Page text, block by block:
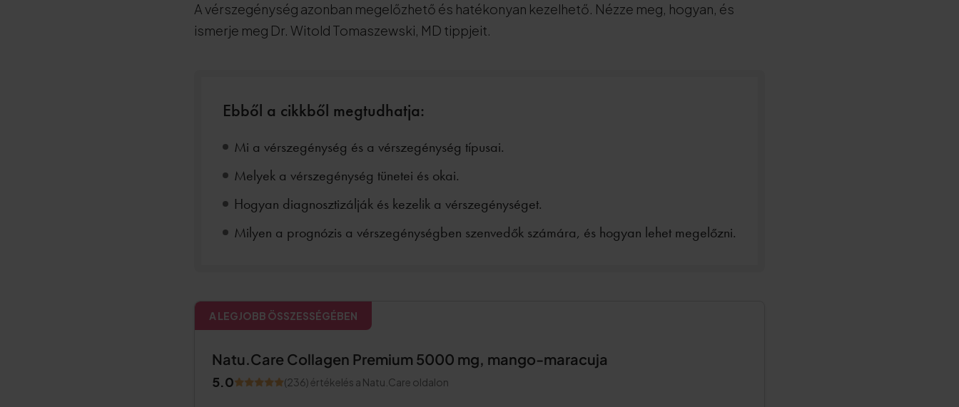
A vérszegénység azonban megelőzhető és hatékonyan kezelhető. Nézze meg, hogyan, és
ismerje meg Dr. Witold Tomaszewski, MD tippjeit.
Ebből a cikkből megtudhatja:
Mi a vérszegénység és a vérszegénység típusai.
Melyek a vérszegénység tünetei és okai.
Hogyan diagnosztizálják és kezelik a vérszegénységet.
Milyen a prognózis a vérszegénységben szenvedők számára, és hogyan lehet megelőzni.
A LEGJOBB ÖSSZESSÉGÉBEN
Natu.Care Collagen Premium 5000 mg, mango-maracuja
5.0 (236) értékelés a Natu.Care oldalon